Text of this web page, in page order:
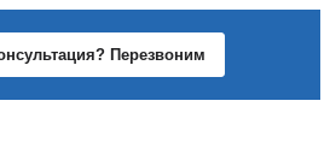
Перезвоним